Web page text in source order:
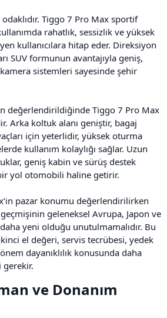
Tiggo 7 Pro Max sportif
rahatlık, sessizlik ve yüksek
kullanıcılara hitap eder. Direksiyon
SUV formunun avantajıyla geniş,
sistemleri sayesinde şehir
değerlendirildiğinde Tiggo 7 Pro Max
Arka koltuk alanı geniştir, bagaj
için yeterlidir, yüksek oturma
kullanım kolaylığı sağlar. Uzun
geniş kabin ve sürüş destek
yol otomobili haline getirir.
pazar konumu değerlendirilirken
geleneksel Avrupa, Japon ve
yeni olduğu unutulmamalıdır. Bu
el değeri, servis tecrübesi, yedek
dayanıklılık konusunda daha
ve Donanım